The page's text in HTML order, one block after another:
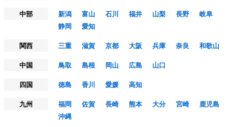
中部
新潟 富山 石川 福井 山梨 長野
岐阜
静岡
愛知
関西
三重 滋賀 京都 大阪 兵庫 奈良
和歌山
中国
鳥取 島根 岡山 広島
山口
四国
徳島 香川 愛媛
高知
九州
福岡 佐賀 長崎 熊本 大分 宮崎
鹿児島
沖縄